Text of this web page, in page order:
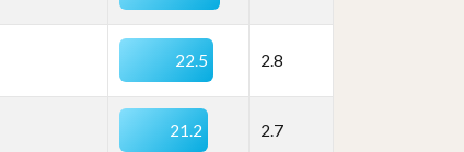
22.5 2.8
21.2 2.7